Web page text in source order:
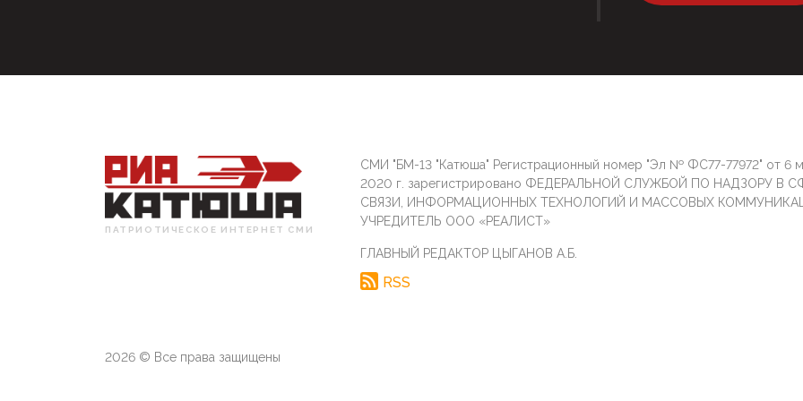
ПАТРИОТИЧЕСКОЕ ИНТЕРНЕТ СМИ
СМИ "БМ-13 "Катюша" Регистрационный номер "Эл № ФС77-77972" от 6
2020 г. зарегистрировано ФЕДЕРАЛЬНОЙ СЛУЖБОЙ ПО НАДЗОРУ В
СВЯЗИ, ИНФОРМАЦИОННЫХ ТЕХНОЛОГИЙ И МАССОВЫХ
УЧРЕДИТЕЛЬ ООО «РЕАЛИСТ»
ГЛАВНЫЙ РЕДАКТОР ЦЫГАНОВ А.Б.
RSS
2026 © Все права защищены